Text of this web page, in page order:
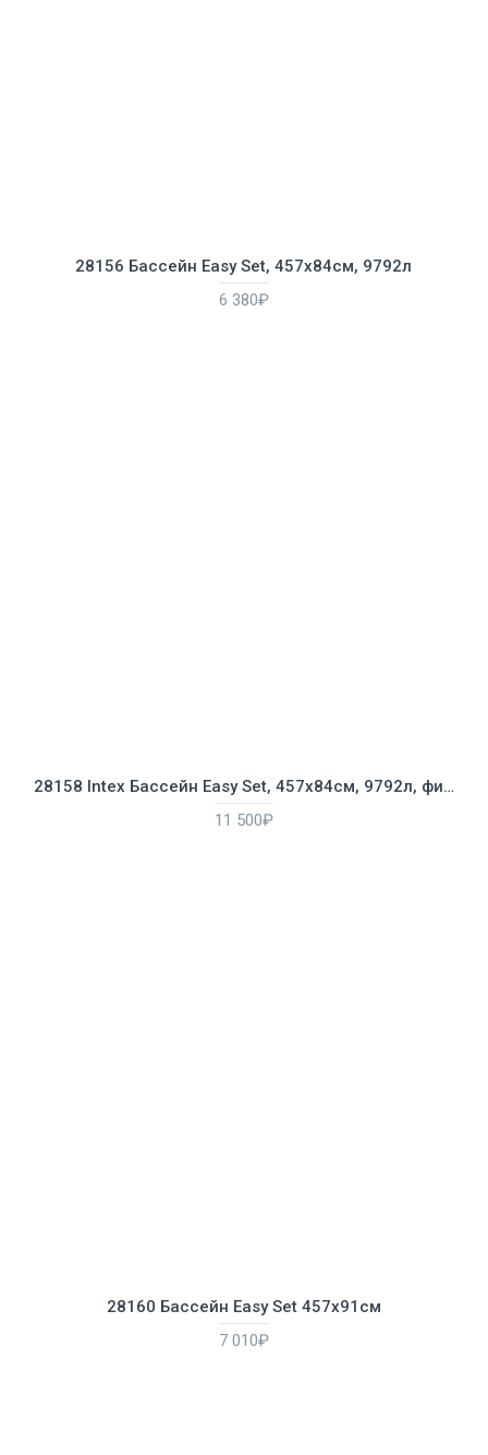
28156 Бассейн Easy Set, 457х84см, 9792л
6 380₽
28158 Intex Бассейн Easy Set, 457х84см, 9792л, фильтр-насос 2006л/ч
11 500₽
28160 Бассейн Easy Set 457х91см
7 010₽